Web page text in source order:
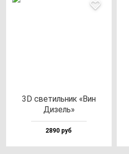
3D све­тиль­ник «Вин
Дизель»
2890 руб